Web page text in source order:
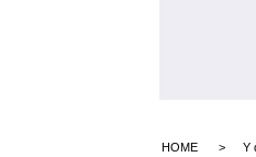
HOME Y